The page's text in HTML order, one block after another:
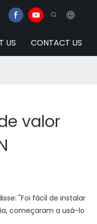
US CONTACT US
valor
"Foi fácil de instalar
começaram a usá-lo